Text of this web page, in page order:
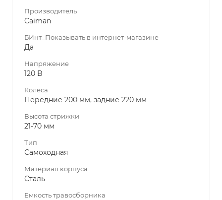
Производитель
Caiman
БИнт_Показывать в интернет-магазине
Да
Напряжение
120 В
Колеса
Передние 200 мм, задние 220 мм
Высота стрижки
21-70 мм
Тип
Самоходная
Материал корпуса
Сталь
Емкость травосборника